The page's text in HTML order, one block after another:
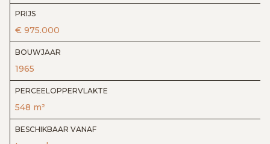
PRIJS
€ 975.000
BOUWJAAR
1965
PERCEELOPPERVLAKTE
548 m²
BESCHIKBAAR VANAF